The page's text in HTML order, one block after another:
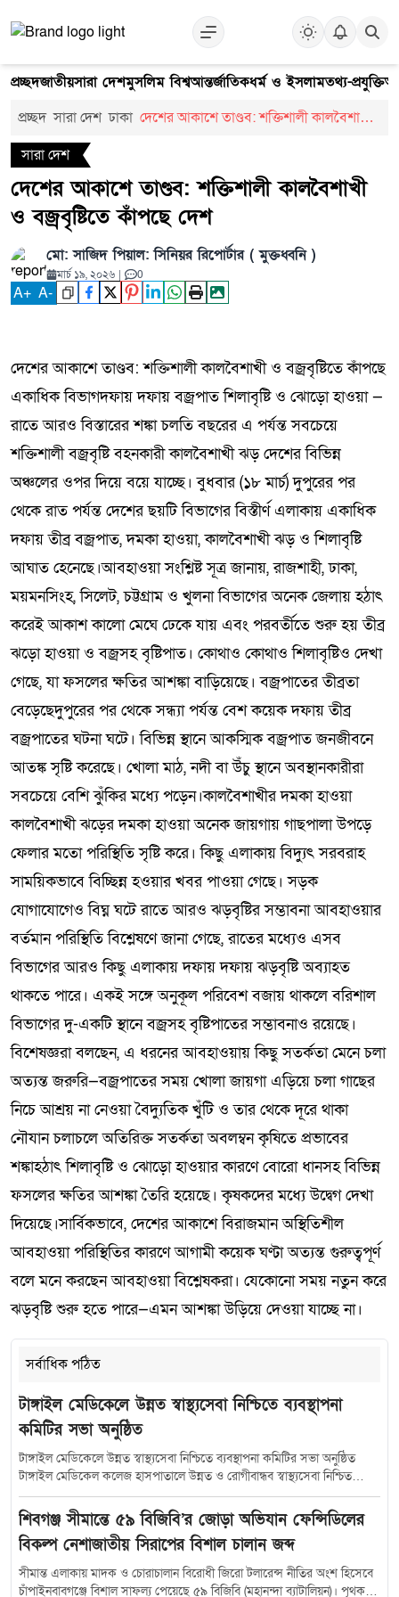
প্রচ্ছদজাতীয়সারা দেশমুসলিম বিশ্বআন্তর্জাতিকধর্ম ও ইসলামতথ্য-প্রযুক্তি
প্রচ্ছদ সারা দেশ ঢাকা দেশের আকাশে তাণ্ডব: শক্তিশালী কালবৈশাখী
সারা দেশ
দেশের আকাশে তাণ্ডব: শক্তিশালী কালবৈশাখী
ও বজ্রবৃষ্টিতে কাঁপছে দেশ
মো: সাজিদ পিয়াল: সিনিয়র রিপোর্টার ( মুক্তধ্বনি )
মার্চ ১৯, ২০২৬ | 0
A+ A-
দেশের আকাশে তাণ্ডব: শক্তিশালী কালবৈশাখী ও বজ্রবৃষ্টিতে কাঁপছে
একাধিক বিভাগদফায় দফায় বজ্রপাত শিলাবৃষ্টি ও ঝোড়ো হাওয়া —
রাতে আরও বিস্তারের শঙ্কা চলতি বছরের এ পর্যন্ত সবচেয়ে
শক্তিশালী বজ্রবৃষ্টি বহনকারী কালবৈশাখী ঝড় দেশের বিভিন্ন
অঞ্চলের ওপর দিয়ে বয়ে যাচ্ছে। বুধবার (১৮ মার্চ) দুপুরের পর
থেকে রাত পর্যন্ত দেশের ছয়টি বিভাগের বিস্তীর্ণ এলাকায় একাধিক
দফায় তীব্র বজ্রপাত, দমকা হাওয়া, কালবৈশাখী ঝড় ও শিলাবৃষ্টি
আঘাত হেনেছে।আবহাওয়া সংশ্লিষ্ট সূত্র জানায়, রাজশাহী, ঢাকা,
ময়মনসিংহ, সিলেট, চট্টগ্রাম ও খুলনা বিভাগের অনেক জেলায় হঠাৎ
করেই আকাশ কালো মেঘে ঢেকে যায় এবং পরবর্তীতে শুরু হয় তীব্র
ঝড়ো হাওয়া ও বজ্রসহ বৃষ্টিপাত। কোথাও কোথাও শিলাবৃষ্টিও দেখা
গেছে, যা ফসলের ক্ষতির আশঙ্কা বাড়িয়েছে। বজ্রপাতের তীব্রতা
বেড়েছেদুপুরের পর থেকে সন্ধ্যা পর্যন্ত বেশ কয়েক দফায় তীব্র
বজ্রপাতের ঘটনা ঘটে। বিভিন্ন স্থানে আকস্মিক বজ্রপাত জনজীবনে
আতঙ্ক সৃষ্টি করেছে। খোলা মাঠ, নদী বা উঁচু স্থানে অবস্থানকারীরা
সবচেয়ে বেশি ঝুঁকির মধ্যে পড়েন।কালবৈশাখীর দমকা হাওয়া
কালবৈশাখী ঝড়ের দমকা হাওয়া অনেক জায়গায় গাছপালা উপড়ে
ফেলার মতো পরিস্থিতি সৃষ্টি করে। কিছু এলাকায় বিদ্যুৎ সরবরাহ
সাময়িকভাবে বিচ্ছিন্ন হওয়ার খবর পাওয়া গেছে। সড়ক
যোগাযোগেও বিঘ্ন ঘটে রাতে আরও ঝড়বৃষ্টির সম্ভাবনা আবহাওয়ার
বর্তমান পরিস্থিতি বিশ্লেষণে জানা গেছে, রাতের মধ্যেও এসব
বিভাগের আরও কিছু এলাকায় দফায় দফায় ঝড়বৃষ্টি অব্যাহত
থাকতে পারে। একই সঙ্গে অনুকূল পরিবেশ বজায় থাকলে বরিশাল
বিভাগের দু-একটি স্থানে বজ্রসহ বৃষ্টিপাতের সম্ভাবনাও রয়েছে।
বিশেষজ্ঞরা বলছেন, এ ধরনের আবহাওয়ায় কিছু সতর্কতা মেনে চলা
অত্যন্ত জরুরি—বজ্রপাতের সময় খোলা জায়গা এড়িয়ে চলা গাছের
নিচে আশ্রয় না নেওয়া বৈদ্যুতিক খুঁটি ও তার থেকে দূরে থাকা
নৌযান চলাচলে অতিরিক্ত সতর্কতা অবলম্বন কৃষিতে প্রভাবের
শঙ্কাহঠাৎ শিলাবৃষ্টি ও ঝোড়ো হাওয়ার কারণে বোরো ধানসহ বিভিন্ন
ফসলের ক্ষতির আশঙ্কা তৈরি হয়েছে। কৃষকদের মধ্যে উদ্বেগ দেখা
দিয়েছে।সার্বিকভাবে, দেশের আকাশে বিরাজমান অস্থিতিশীল
আবহাওয়া পরিস্থিতির কারণে আগামী কয়েক ঘণ্টা অত্যন্ত গুরুত্বপূর্ণ
বলে মনে করছেন আবহাওয়া বিশ্লেষকরা। যেকোনো সময় নতুন করে
ঝড়বৃষ্টি শুরু হতে পারে—এমন আশঙ্কা উড়িয়ে দেওয়া যাচ্ছে না।
সর্বাধিক পঠিত
টাঙ্গাইল মেডিকেলে উন্নত স্বাস্থ্যসেবা নিশ্চিতে ব্যবস্থাপনা
কমিটির সভা অনুষ্ঠিত
টাঙ্গাইল মেডিকেলে উন্নত স্বাস্থ্যসেবা নিশ্চিতে ব্যবস্থাপনা কমিটির সভা অনুষ্ঠিত
টাঙ্গাইল মেডিকেল কলেজ হাসপাতালে উন্নত ও রোগীবান্ধব স্বাস্থ্যসেবা নিশ্চিত
করতে হাসপাতাল ব্যবস্থাপনা কমিটির সমন্বয় সভা অনুষ্ঠিত হয়েছে। শুক্রবার (১০
জুলাই) সকাল সাড়ে ১০টায় হাসপাতালের কনফারেন্স রুমে আয়োজিত এ সভায়
সভাপতিত্ব করেন টাঙ্গাইল-৫ (সদর) আসনের সংসদ সদস্য মৎস্য ও প্রাণিসম্পদ
প্রতিমন্ত্রী এবং হাসপাতাল ব্যবস্থাপনা কমিটির সভাপতি সুলতান সালাউদ্দিন টুকু।
সভায় উপস্থিত ছিলেন স্বাস্থ্যসেবা বিভাগের যুগ্মসচিব মো.মুস্তাফিজুর রহমান জেলা
প্রশাসক শরীফা হক অতিরিক্ত জেলা প্রশাসক (সার্বিক) সঞ্জয় কুমার মহন্ত অতিরিক্ত
শিবগঞ্জ সীমান্তে ৫৯ বিজিবি’র জোড়া অভিযান ফেন্সিডিলের
বিকল্প নেশাজাতীয় সিরাপের বিশাল চালান জব্দ
সীমান্ত এলাকায় মাদক ও চোরাচালান বিরোধী জিরো টলারেন্স নীতির অংশ হিসেবে
চাঁপাইনবাবগঞ্জে বিশাল সাফল্য পেয়েছে ৫৯ বিজিবি (মহানন্দা ব্যাটালিয়ন)। পৃথক